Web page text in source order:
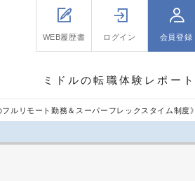
WEB履歴書 ログイン 会員登録
ミドルの転職体験レポート
ルリモート勤務＆スーパーフレックスタイム制度》